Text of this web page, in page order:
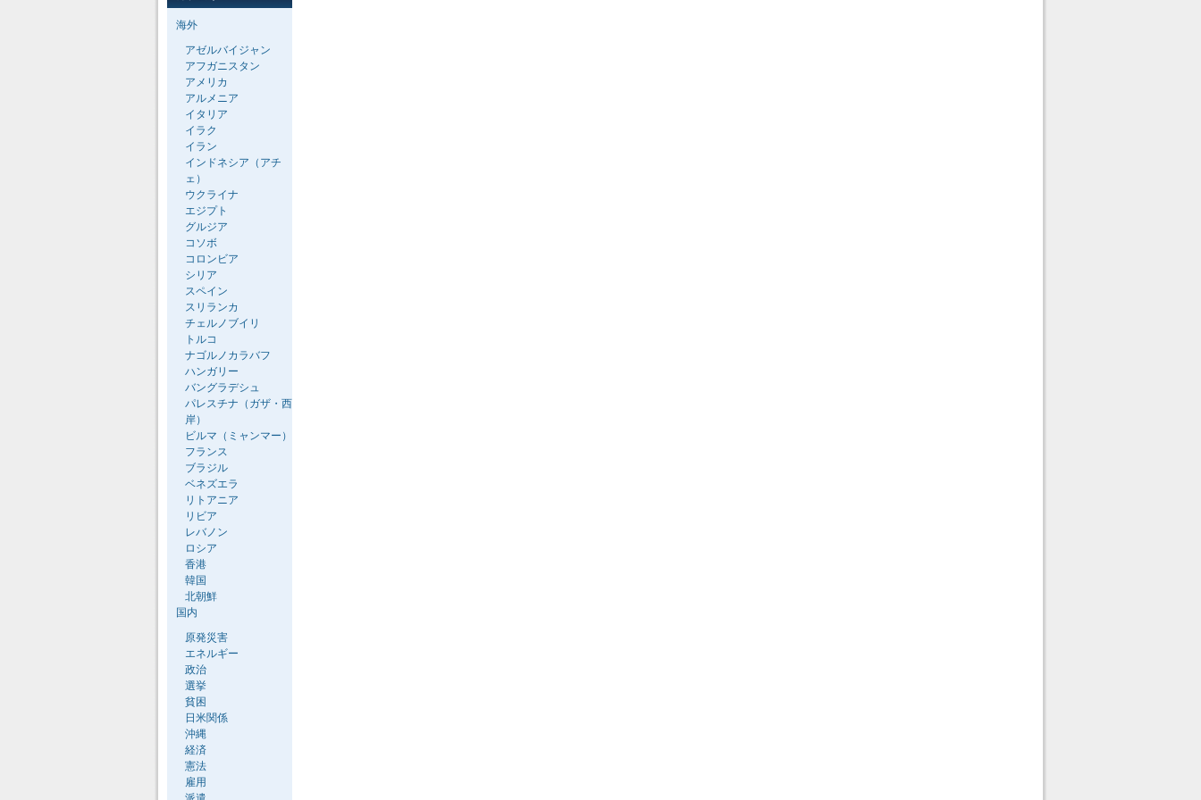
海外
アゼルバイジャン
アフガニスタン
アメリカ
アルメニア
イタリア
イラク
イラン
インドネシア（アチ
ェ）
ウクライナ
エジプト
グルジア
コソボ
コロンビア
シリア
スペイン
スリランカ
チェルノブイリ
トルコ
ナゴルノカラバフ
ハンガリー
バングラデシュ
パレスチナ（ガザ・西
岸）
ビルマ（ミャンマー）
フランス
ブラジル
ベネズエラ
リトアニア
リビア
レバノン
ロシア
香港
韓国
北朝鮮
国内
原発災害
エネルギー
政治
選挙
貧困
日米関係
沖縄
経済
憲法
雇用